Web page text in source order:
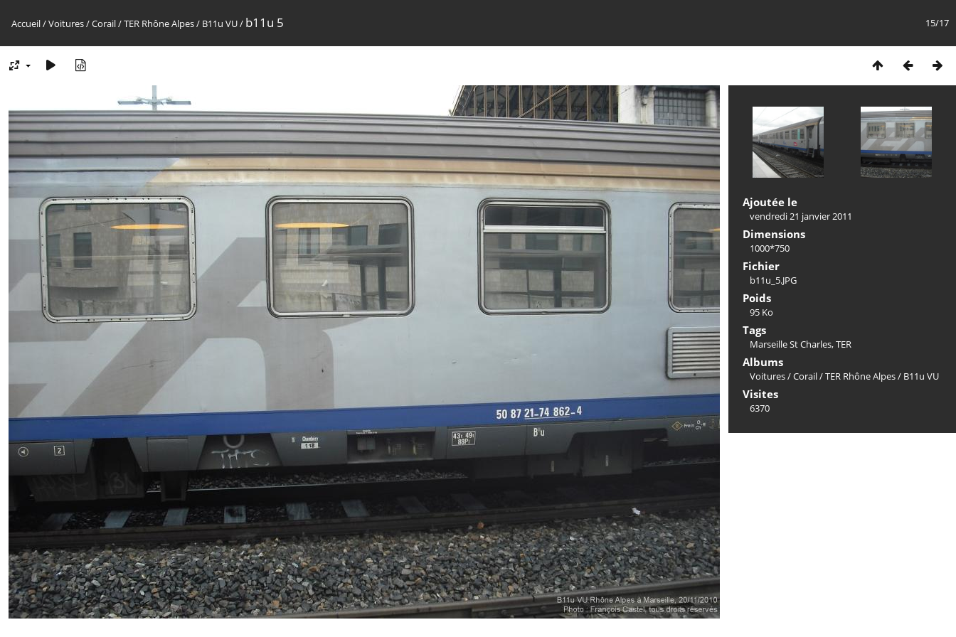
15/17
Accueil/Voitures/Corail/TER Rhône Alpes/ B11u VU/ b11u 5
Ajoutée le
vendredi 21 janvier 2011
Dimensions
1000*750
Fichier
b11u_5.JPG
Poids
95 Ko
Tags
Marseille St Charles,TER
Albums
Voitures/Corail/TER Rhône Alpes/ B11u VU
Visites
6370